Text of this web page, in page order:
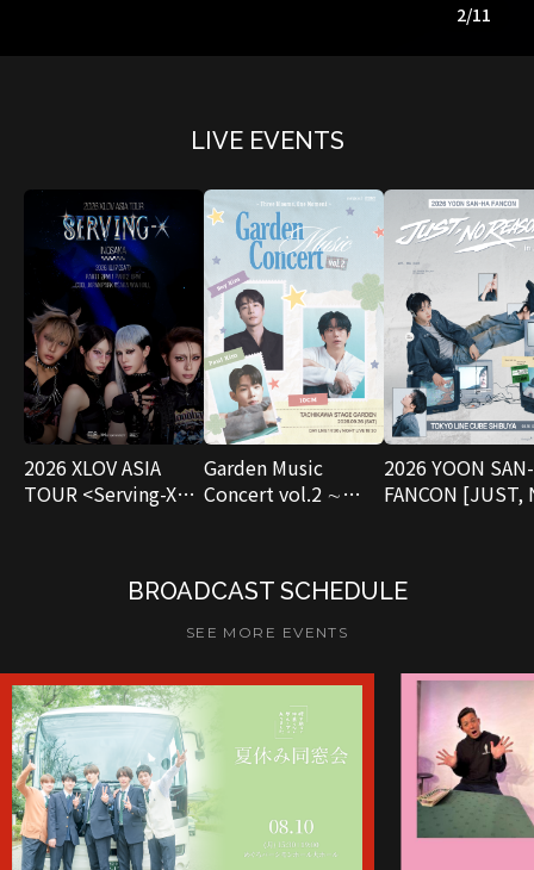
2/11
LIVE EVENTS
2026 XLOV ASIA
TOUR <Serving-X>
Garden Music
Concert vol.2 ∼
2026 YOON
FANCON [JUST,
BROADCAST SCHEDULE
SEE MORE EVENTS